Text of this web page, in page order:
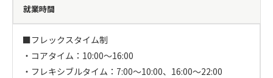
就業時間
■フレックスタイム制
・コアタイム：10:00～16:00
・フレキシブルタイム：7:00～10:00、16:00～22:00